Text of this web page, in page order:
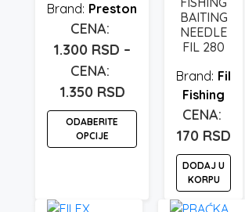
Preston
1.300 RSD –
1.350 RSD
cena:
1.300 rsd
1.350 rsd
ODABERITE
OPCIJE
ima
BAITING
NEEDLE
FIL 280
Fil
Fishing
170 RSD
DODAJ U
KORPU